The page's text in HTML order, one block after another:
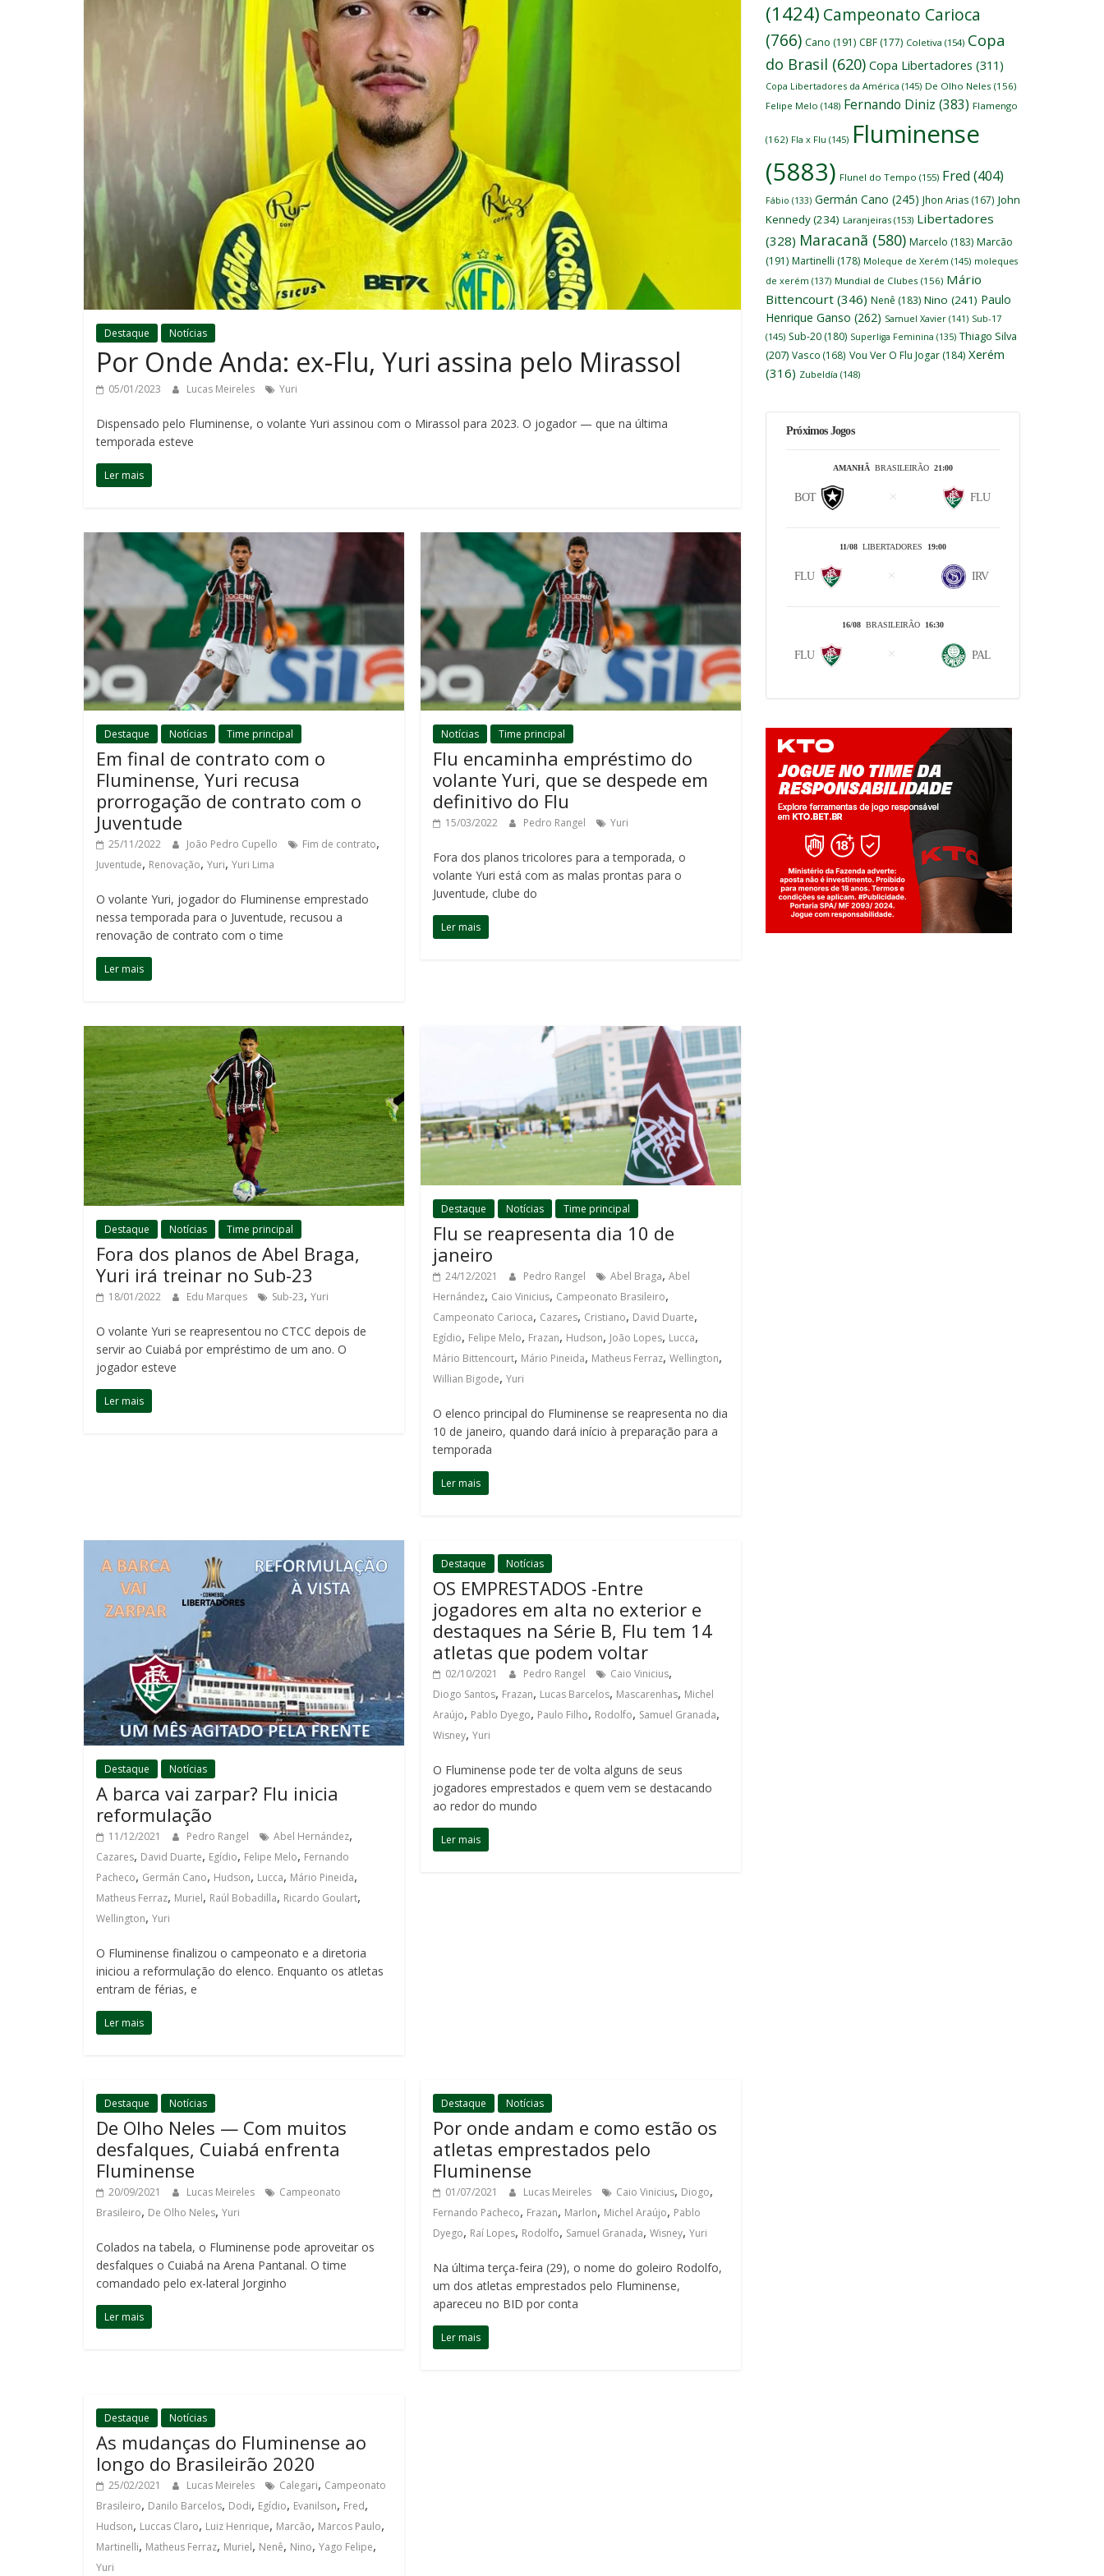
Destaque Notícias
Por Onde Anda: ex-Flu, Yuri assina pelo Mirassol
05/01/2023 Lucas Meireles Yuri
Dispensado pelo Fluminense, o volante Yuri assinou com o Mirassol para 2023. O jogador — que na última
temporada esteve
Ler mais
Destaque Notícias Time principal
Em final de contrato com o
Fluminense, Yuri recusa
prorrogação de contrato com o
Juventude
25/11/2022 João Pedro Cupello Fim de contrato,
Juventude, Renovação, Yuri, Yuri Lima
O volante Yuri, jogador do Fluminense emprestado
nessa temporada para o Juventude, recusou a
renovação de contrato com o time
Ler mais
Notícias Time principal
Flu encaminha empréstimo do
volante Yuri, que se despede em
definitivo do Flu
15/03/2022 Pedro Rangel Yuri
Fora dos planos tricolores para a temporada, o
volante Yuri está com as malas prontas para o
Juventude, clube do
Ler mais
Destaque Notícias Time principal
Fora dos planos de Abel Braga,
Yuri irá treinar no Sub-23
18/01/2022 Edu Marques Sub-23, Yuri
O volante Yuri se reapresentou no CTCC depois de
servir ao Cuiabá por empréstimo de um ano. O
jogador esteve
Ler mais
Destaque Notícias Time principal
Flu se reapresenta dia 10 de
janeiro
24/12/2021 Pedro Rangel Abel Braga,Abel
Hernández, Caio Vinicius, Campeonato Brasileiro,
Campeonato Carioca, Cazares, Cristiano, David Duarte,
Egídio, Felipe Melo, Frazan, Hudson, João Lopes, Lucca,
Mário Bittencourt, Mário Pineida, Matheus Ferraz,Wellington,
Willian Bigode,Yuri
O elenco principal do Fluminense se reapresenta no dia
10 de janeiro, quando dará início à preparação para a
temporada
Ler mais
Destaque Notícias
A barca vai zarpar? Flu inicia
reformulação
11/12/2021 Pedro Rangel Abel Hernández,
Cazares, David Duarte, Egídio, Felipe Melo, Fernando
Pacheco, Germán Cano, Hudson, Lucca, Mário Pineida,
Matheus Ferraz, Muriel, Raúl Bobadilla, Ricardo Goulart,
Wellington, Yuri
O Fluminense finalizou o campeonato e a diretoria
iniciou a reformulação do elenco. Enquanto os atletas
entram de férias, e
Ler mais
Destaque Notícias
OS EMPRESTADOS -Entre
jogadores em alta no exterior e
destaques na Série B, Flu tem 14
atletas que podem voltar
02/10/2021 Pedro Rangel Caio Vinicius,
Diogo Santos, Frazan, Lucas Barcelos, Mascarenhas, Michel
Araújo, Pablo Dyego, Paulo Filho, Rodolfo, Samuel Granada,
Wisney,Yuri
O Fluminense pode ter de volta alguns de seus
jogadores emprestados e quem vem se destacando
ao redor do mundo
Ler mais
Destaque Notícias
De Olho Neles — Com muitos
desfalques, Cuiabá enfrenta
Fluminense
20/09/2021 Lucas Meireles
Campeonato
Brasileiro, De Olho Neles, Yuri
Colados na tabela, o Fluminense pode aproveitar os
desfalques o Cuiabá na Arena Pantanal. O time
comandado pelo ex-lateral Jorginho
Ler mais
Destaque Notícias
Por onde andam e como estão os
atletas emprestados pelo
Fluminense
01/07/2021 Lucas Meireles Caio Vinicius, Diogo,
Fernando Pacheco, Frazan, Marlon, Michel Araújo, Pablo
Dyego, Raí Lopes, Rodolfo, Samuel Granada,Wisney,Yuri
Na última terça-feira (29), o nome do goleiro Rodolfo,
um dos atletas emprestados pelo Fluminense,
apareceu no BID por conta
Ler mais
Destaque Notícias
As mudanças do Fluminense ao
longo do Brasileirão 2020
25/02/2021 Lucas Meireles Calegari, Campeonato
Brasileiro, Danilo Barcelos, Dodi, Egídio, Evanilson, Fred,
Hudson, Luccas Claro, Luiz Henrique, Marcão, Marcos Paulo,
Martinelli, Matheus Ferraz, Muriel, Nenê, Nino, Yago Felipe,
Yuri
(1424) Campeonato Carioca
(766) Cano (191) CBF (177) Coletiva (154) Copa
do Brasil (620) Copa Libertadores (311)
Copa Libertadores da América (145) De Olho Neles (156)
Felipe Melo (148) Fernando Diniz (383) Flamengo
(162) Fla x Flu (145) Fluminense
(5883) Flunel do Tempo (155) Fred (404)
Fábio (133) Germán Cano (245) Jhon Arias (167) John
Kennedy(234) Laranjeiras (153) Libertadores
(328) Maracanã (580) Marcelo (183) Marcão
(191) Martinelli (178) Moleque de Xerém (145) moleques
de xerém (137) Mundial de Clubes (156) Mário
Bittencourt (346) Nenê (183) Nino (241) Paulo
Henrique Ganso (262) Samuel Xavier (141) Sub-17
(145) Sub-20 (180) Superliga Feminina (135) Thiago Silva
(207) Vasco (168) Vou Ver O Flu Jogar (184) Xerém
(316) Zubeldía (148)
Próximos Jogos
AMANHÃ BRASILEIRÃO 21:00
BOT FLU
11/08 LIBERTADORES 19:00
FLU IRV
16/08 BRASILEIRÃO 16:30
FLU PAL
Jogue com responsabilidade. 18+